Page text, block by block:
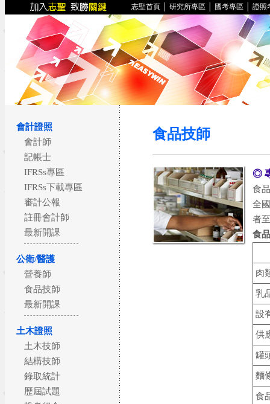
志聖首頁 研究所專區 國考專區 證照
會計證照
會計師
記帳士
IFRSs專區
IFRSs下載專區
審計公報
註冊會計師
最新開課
公衛/醫護
營養師
食品技師
最新開課
土木證照
土木技師
結構技師
錄取統計
歷屆試題
食品技師
◎
食
全
者
食
肉
乳
設
供
罐
麵
食